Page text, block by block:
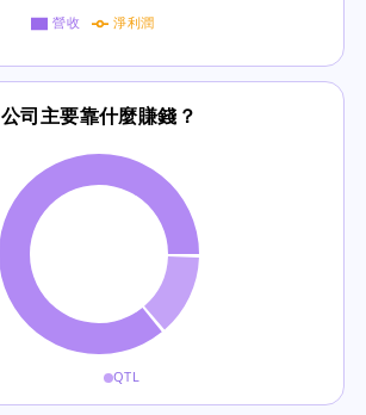
營收 淨利潤
公司主要靠什麼賺錢？
QTL